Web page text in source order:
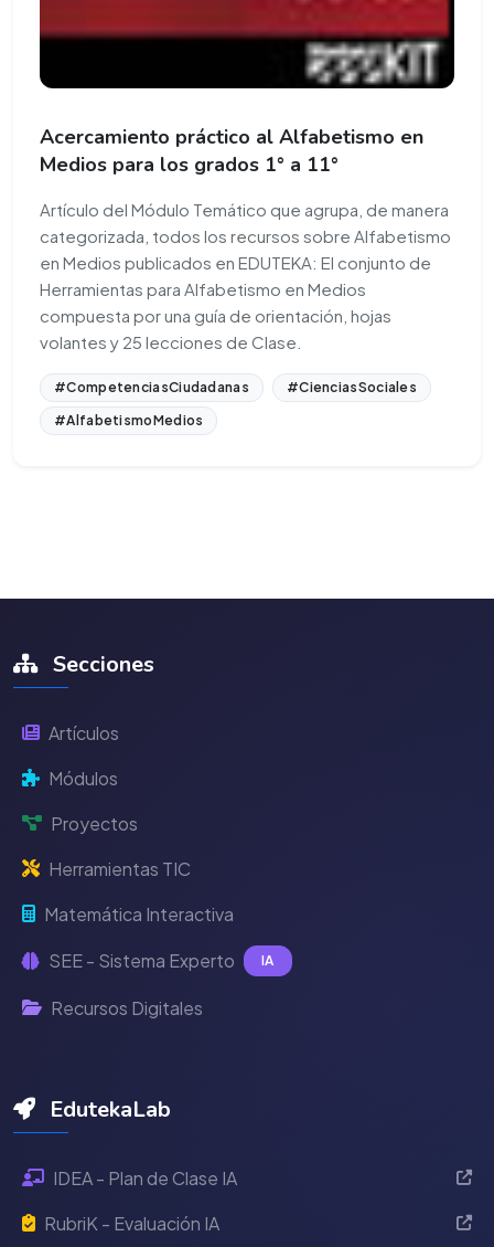
Acercamiento práctico al Alfabetismo en
Medios para los grados 1° a 11°
Artículo del Módulo Temático que agrupa, de manera
categorizada, todos los recursos sobre Alfabetismo
en Medios publicados en EDUTEKA: El conjunto de
Herramientas para Alfabetismo en Medios
compuesta por una guía de orientación, hojas
volantes y 25 lecciones de Clase.
#CompetenciasCiudadanas
#CienciasSociales
#AlfabetismoMedios
Secciones
Artículos
Módulos
Proyectos
Herramientas TIC
Matemática Interactiva
SEE - Sistema Experto IA
Recursos Digitales
EdutekaLab
IDEA - Plan de Clase IA
RubriK - Evaluación IA